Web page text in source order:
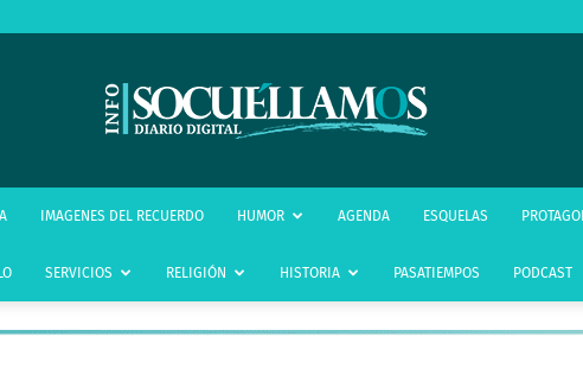
infoSocuéllamos
IMAGENES DEL RECUERDO HUMOR AGENDA ESQUELAS
SERVICIOS RELIGIÓN HISTORIA PASATIEMPOS PODCAST